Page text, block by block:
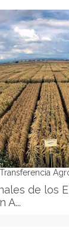
de los
A...